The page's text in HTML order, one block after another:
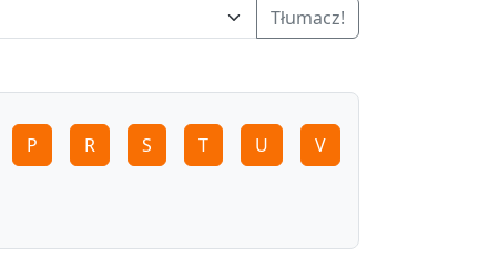
Tłumacz!
P R S T U V